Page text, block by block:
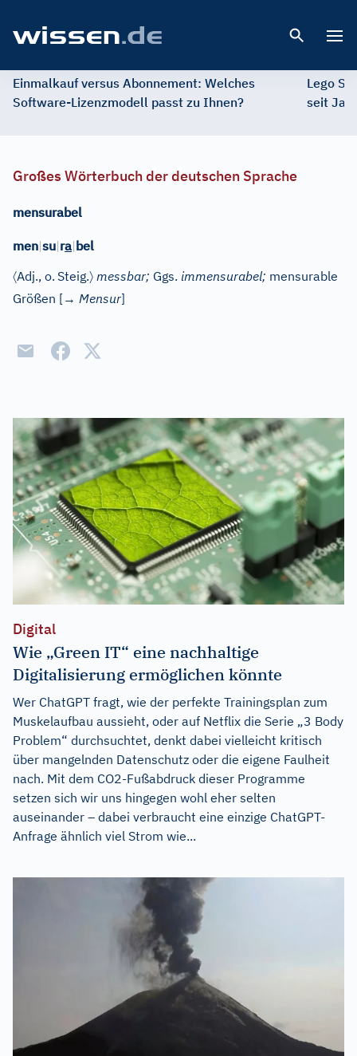
Einmalkauf versus Abonnement: Welches
Software-Lizenzmodell passt zu Ihnen?
Lego
seit
Großes Wörterbuch der deutschen Sprache
mensurabel
men|su|ra|bel
〈Adj., o. Steig.〉 messbar; Ggs. immensurabel; mensurable
Größen [→ Mensur]
Digital
Wie „Green IT“ eine nachhaltige
Digitalisierung ermöglichen könnte
Wer ChatGPT fragt, wie der perfekte Trainingsplan zum
Muskelaufbau aussieht, oder auf Netflix die Serie „3 Body
Problem“ durchsuchtet, denkt dabei vielleicht kritisch
über mangelnden Datenschutz oder die eigene Faulheit
nach. Mit dem CO2-Fußabdruck dieser Programme
setzen sich wir uns hingegen wohl eher selten
auseinander – dabei verbraucht eine einzige ChatGPT-
Anfrage ähnlich viel Strom wie...